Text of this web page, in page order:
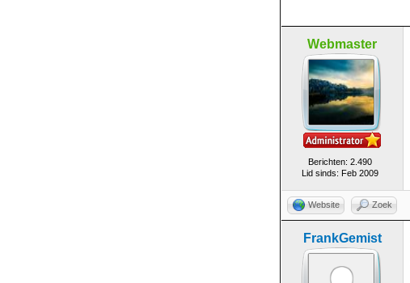
Webmaster
Berichten: 2.490
Lid sinds: Feb 2009
Website Zoek
FrankGemist